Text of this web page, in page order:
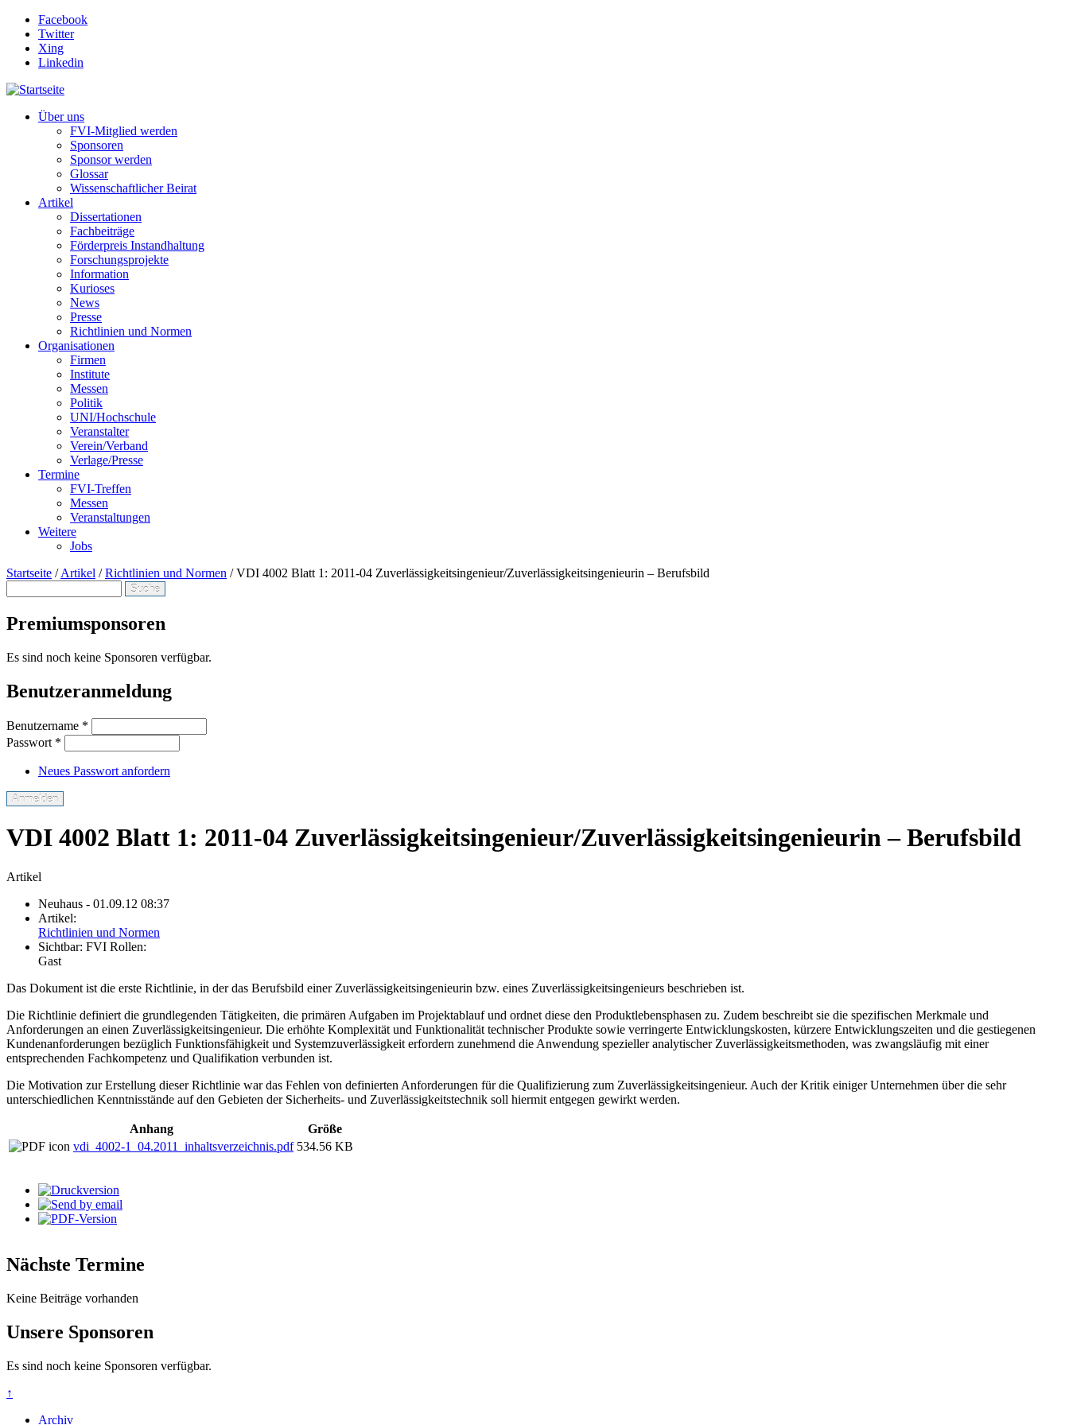
Direkt zum Inhalt
Facebook
Twitter
Xing
Linkedin
Über uns
FVI-Mitglied werden
Sponsoren
Sponsor werden
Glossar
Wissenschaftlicher Beirat
Artikel
Dissertationen
Fachbeiträge
Förderpreis Instandhaltung
Forschungsprojekte
Information
Kurioses
News
Presse
Richtlinien und Normen
Organisationen
Firmen
Institute
Messen
Politik
UNI/Hochschule
Veranstalter
Verein/Verband
Verlage/Presse
Termine
FVI-Treffen
Messen
Veranstaltungen
Weitere
Jobs
Startseite /Artikel /Richtlinien und Normen /VDI 4002 Blatt 1: 2011-04 Zuverlässigkeitsingenieur/Zuverlässigkeitsingenieurin – Berufsbild
Premiumsponsoren
Es sind noch keine Sponsoren verfügbar.
Benutzeranmeldung
Benutzername *
Passwort *
Neues Passwort anfordern
VDI 4002 Blatt 1: 2011-04 Zuverlässigkeitsingenieur/Zuverlässigkeitsingenieurin – Berufsbild
Artikel
Neuhaus - 01.09.12 08:37
Artikel:
Richtlinien und Normen
Sichtbar: FVI Rollen:
Gast
Das Dokument ist die erste Richtlinie, in der das Berufsbild einer Zuverlässigkeitsingenieurin bzw. eines Zuverlässigkeitsingenieurs beschrieben ist.
Die Richtlinie definiert die grundlegenden Tätigkeiten, die primären Aufgaben im Projektablauf und ordnet diese den Produktlebensphasen zu. Zudem beschreibt sie die spezifischen Merkmale und
Anforderungen an einen Zuverlässigkeitsingenieur. Die erhöhte Komplexität und Funktionalität technischer Produkte sowie verringerte Entwicklungskosten, kürzere Entwicklungszeiten und die gestiegenen
Kundenanforderungen bezüglich Funktionsfähigkeit und Systemzuverlässigkeit erfordern zunehmend die Anwendung spezieller analytischer Zuverlässigkeitsmethoden, was zwangsläufig mit einer
entsprechenden Fachkompetenz und Qualifikation verbunden ist.
Die Motivation zur Erstellung dieser Richtlinie war das Fehlen von definierten Anforderungen für die Qualifizierung zum Zuverlässigkeitsingenieur. Auch der Kritik einiger Unternehmen über die sehr
unterschiedlichen Kenntnisstände auf den Gebieten der Sicherheits- und Zuverlässigkeitstechnik soll hiermit entgegen gewirkt werden.
Anhang
Größe
vdi_4002-1_04.2011_inhaltsverzeichnis.pdf 534.56 KB
Nächste Termine
Keine Beiträge vorhanden
Unsere Sponsoren
Es sind noch keine Sponsoren verfügbar.
↑
Archiv